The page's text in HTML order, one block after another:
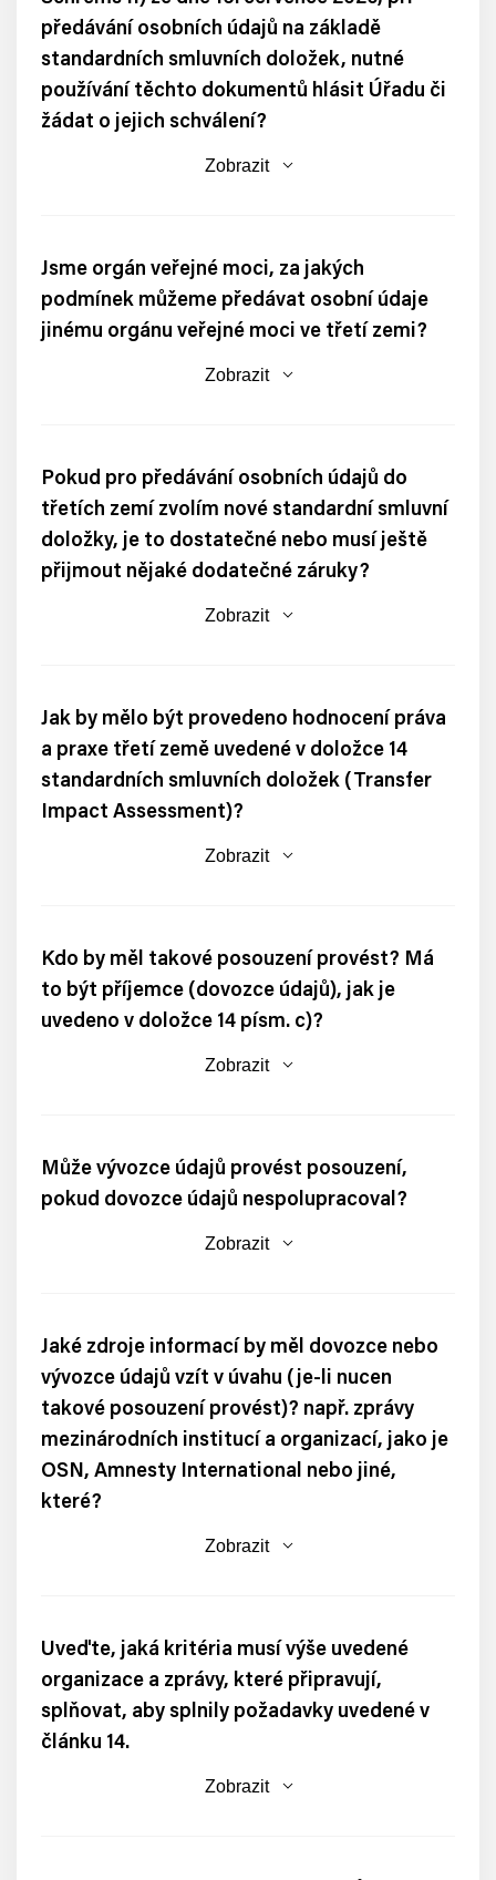
předávání osobních údajů na základě
standardních smluvních doložek, nutné
používání těchto dokumentů hlásit Úřadu či
žádat o jejich schválení?
Zobrazit
Jsme orgán veřejné moci, za jakých
podmínek můžeme předávat osobní údaje
jinému orgánu veřejné moci ve třetí zemi?
Zobrazit
Pokud pro předávání osobních údajů do
třetích zemí zvolím nové standardní smluvní
doložky, je to dostatečné nebo musí ještě
přijmout nějaké dodatečné záruky?
Zobrazit
Jak by mělo být provedeno hodnocení práva
a praxe třetí země uvedené v doložce 14
standardních smluvních doložek (Transfer
Impact Assessment)?
Zobrazit
Kdo by měl takové posouzení provést? Má
to být příjemce (dovozce údajů), jak je
uvedeno v doložce 14 písm. c)?
Zobrazit
Může vývozce údajů provést posouzení,
pokud dovozce údajů nespolupracoval?
Zobrazit
Jaké zdroje informací by měl dovozce nebo
vývozce údajů vzít v úvahu (je-li nucen
takové posouzení provést)? např. zprávy
mezinárodních institucí a organizací, jako je
OSN, Amnesty International nebo jiné,
které?
Zobrazit
Uveďte, jaká kritéria musí výše uvedené
organizace a zprávy, které připravují,
splňovat, aby splnily požadavky uvedené v
článku 14.
Zobrazit